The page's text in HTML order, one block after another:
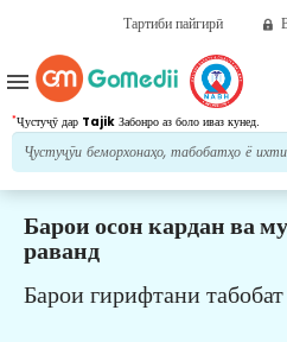
Тартиби пайгирӣ
*Ҷустуҷӯ дар Tajik Забонро аз боло иваз кунед.
menu
Барои осон кардан ва
раванд
Барои гирифтани табобат